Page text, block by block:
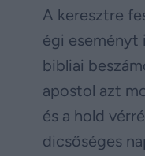
A keresztre
égi eseményt
bibliai
apostol azt
és a hold
dicsőséges